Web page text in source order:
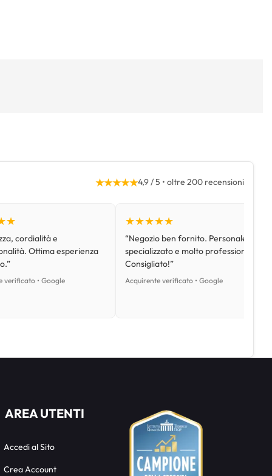
★★★★★4,9 / 5 • oltre 200 recensioni
cordialità e
Ottima esperienza
verificato • Google
★★★★★
“Negozio ben fornito. Personale
specializzato e molto professionale.
Consigliato!”
Acquirente verificato • Google
AREA UTENTI
Accedi al Sito
Crea Account